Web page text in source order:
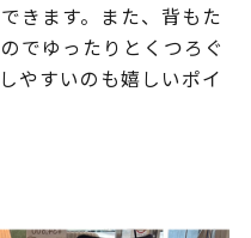
きます。また、背もた
でゆったりとくつろぐ
やすいのも嬉しいポイ